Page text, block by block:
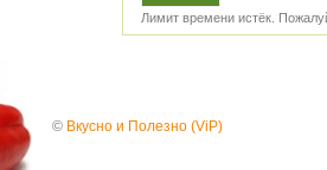
Лимит времени истёк.
© Вкусно и Полезно (ViP)